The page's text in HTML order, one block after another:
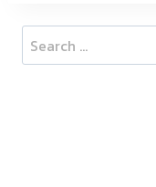
Search
for: